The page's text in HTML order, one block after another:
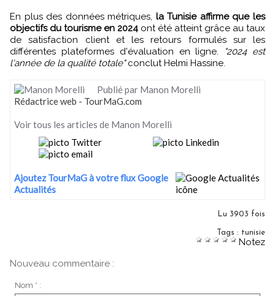
En plus des données métriques, la Tunisie affirme que les
objectifs du tourisme en 2024 ont été atteint grâce au taux
de satisfaction client et les retours formulés sur les
différentes plateformes d'évaluation en ligne.
"2024 est
l'année de la qualité totale"conclut Helmi Hassine.
Publié par Manon Morelli
Rédactrice web - TourMaG.com
Voir tous les articles de Manon Morelli
Ajoutez TourMaG à votre flux Google
Actualités
Lu 3903 fois
Tags : tunisie
Notez
Nouveau commentaire :
Nom * :